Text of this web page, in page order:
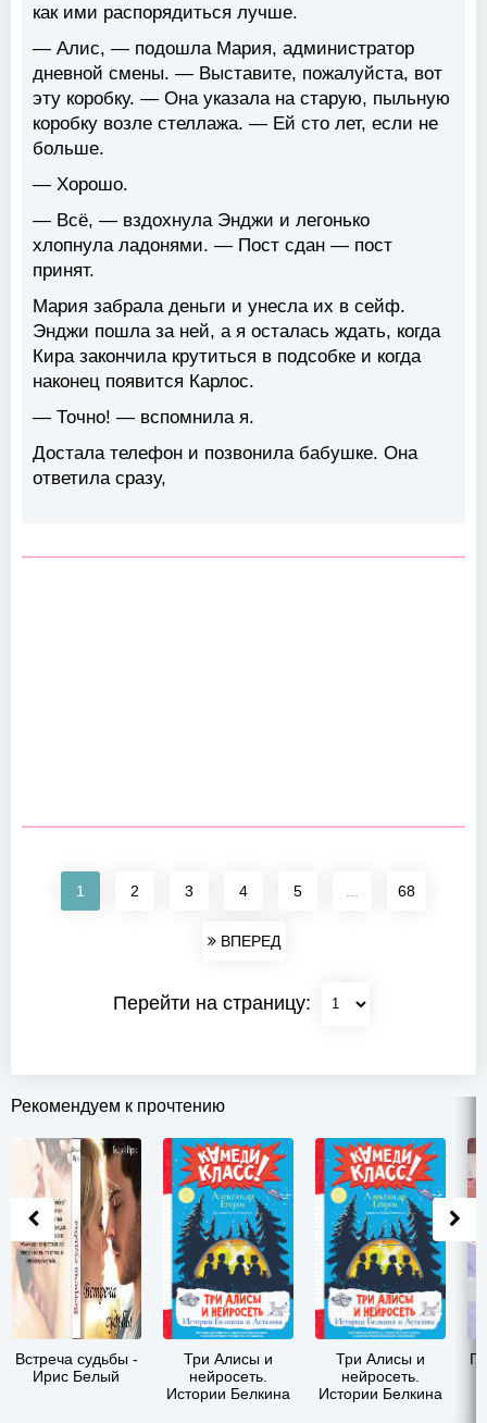
как ими распорядиться лучше.
— Алис, — подошла Мария, администратор
дневной смены. — Выставите, пожалуйста, вот
эту коробку. — Она указала на старую, пыльную
коробку возле стеллажа. — Ей сто лет, если не
больше.
— Хорошо.
— Всё, — вздохнула Энджи и легонько
хлопнула ладонями. — Пост сдан — пост
принят.
Мария забрала деньги и унесла их в сейф.
Энджи пошла за ней, а я осталась ждать, когда
Кира закончила крутиться в подсобке и когда
наконец появится Карлос.
— Точно! — вспомнила я.
Достала телефон и позвонила бабушке. Она
ответила сразу,
1 2 3 4 5 68
ВПЕРЕД
Перейти на страницу:
Рекомендуем к прочтению
Встреча судьбы -
Ирис Белый
Три Алисы и
нейросеть.
Истории Белкина
Три Алисы и
нейросеть.
Истории Белкина